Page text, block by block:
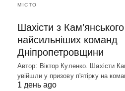
МІСТО
Шахісти з Кам’янського
найсильніших команд
Дніпропетровщини
Автор: Віктор Куленко. Шахісти
увійшли у призову п'ятірку на
1 день ago